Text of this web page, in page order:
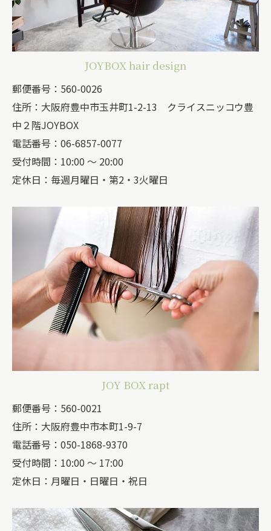
JOYBOX hair design
郵便番号：560-0026
住所：大阪府豊中市玉井町1-2-13 クライスニッコウ豊
中２階JOYBOX
電話番号：06-6857-0077
受付時間：10:00 ～ 20:00
定休日：毎週月曜日・第2・3火曜日
JOY BOX rapt
郵便番号：560-0021
住所：大阪府豊中市本町1-9-7
電話番号：050-1868-9370
受付時間：10:00 ～ 17:00
定休日：月曜日・日曜日・祝日